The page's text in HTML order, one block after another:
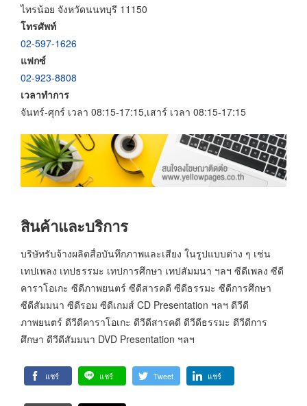
ไทรน้อย จังหวัดนนทบุรี 11150
โทรศัพท์
02-597-1626
แฟกซ์
02-923-8808
เวลาทำการ
จันทร์-ศุกร์ เวลา 08:15-17:15,เสาร์ เวลา 08:15-17:15
สินค้าและบริการ
บริษัทรับจ้างผลิตสื่อบันทึกภาพและเสียง ในรูปแบบต่าง ๆ เช่น
เทปเพลง เทปธรรมะ เทปการศึกษา เทปสัมมนา ฯลฯ ซีดีเพลง ซีดี
คาราโอเกะ ซีดีภาพยนตร์ ซีดีสารคดี ซีดีธรรมะ ซีดีการศึกษา
ซีดีสัมมนา ซีดีรอม ซีดีเกมส์ CD Presentation ฯลฯ ดีวีดี
ภาพยนตร์ ดีวีดีคาราโอเกะ ดีวีดีสารคดี ดีวีดีธรรมะ ดีวีดีการ
ศึกษา ดีวีดีสัมมนา DVD Presentation ฯลฯ
แชร์ แชร์ Tweet แชร์